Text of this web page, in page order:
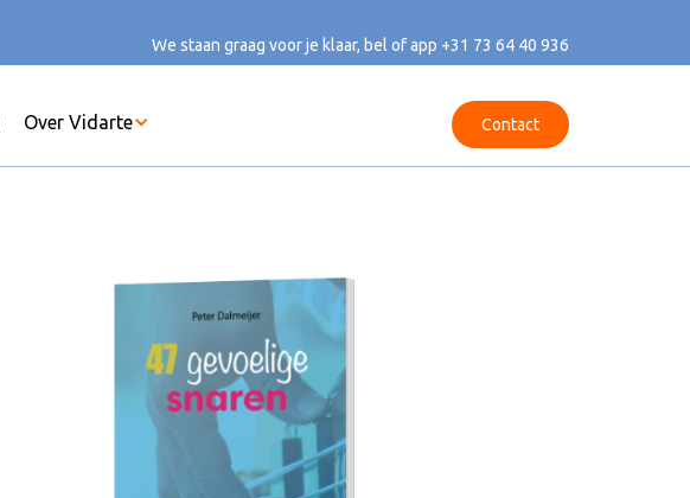
We staan graag voor je klaar, bel of app +31 73 64 40 936
Over Vidarte Contact